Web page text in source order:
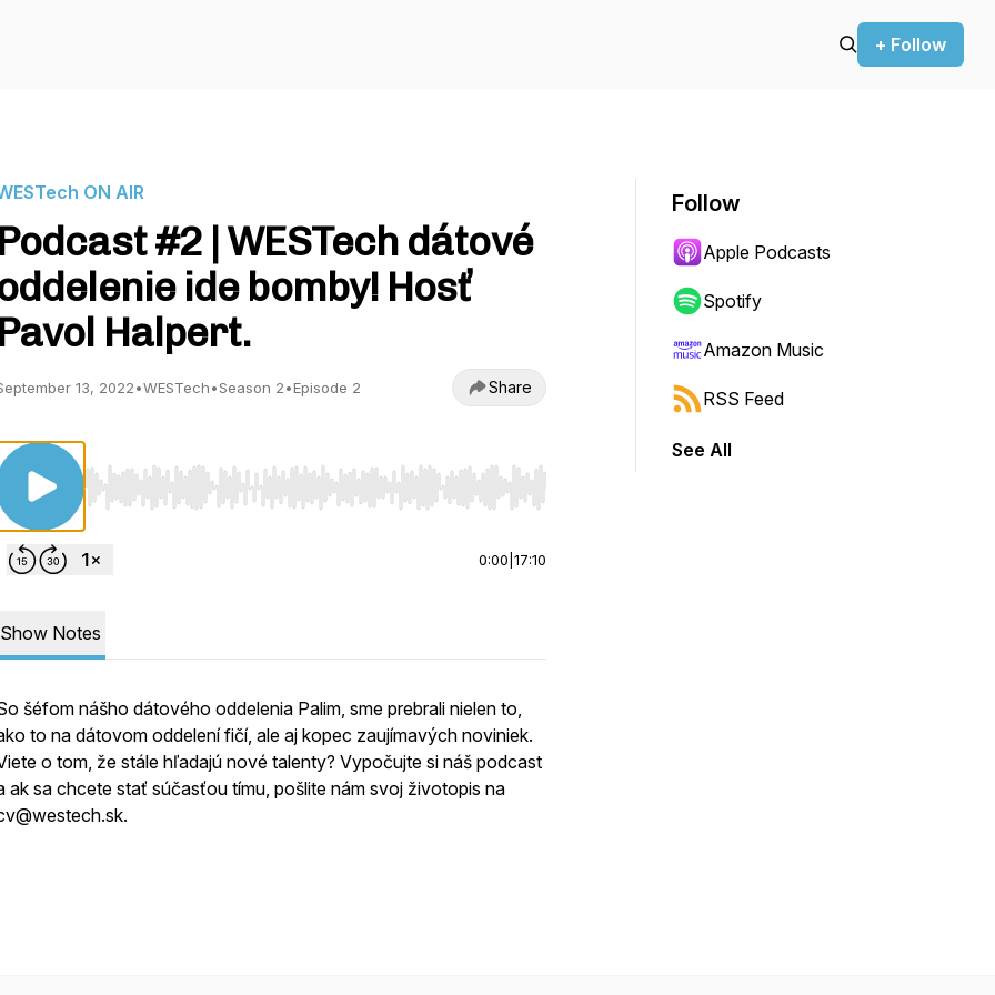
+ Follow
ON AIR
Podcast #2 | WESTech dátové
ide bomby! Hosť
Pavol Halpert.
13, 2022•WESTech•Season 2•Episode 2 Share
Use Left/Right to seek, Home/End to jump to start or end. Hold shift to jump forward or backward.
0:00 17:10
Show Notes
šéfom nášho dátového oddelenia Palim, sme prebrali nielen to,
to na dátovom oddelení fičí, ale aj kopec zaujímavých noviniek.
o tom, že stále hľadajú nové talenty? Vypočujte si náš podcast
ak sa chcete stať súčasťou tímu, pošlite nám svoj životopis na
Follow
Apple Podcasts
Spotify
Amazon Music
RSS Feed
See All